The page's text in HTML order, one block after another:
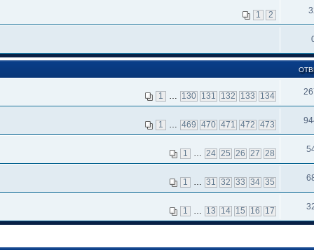
1 2
1 130 131 132 133 134
1 469 470 471 472 473
1 24 25 26 27 28
1 31 32 33 34 35
1 13 14 15 16 17